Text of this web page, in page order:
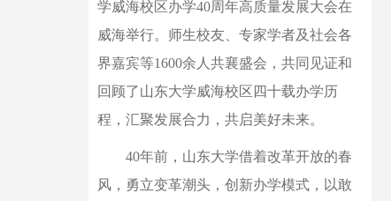
学威海校区办学40周年高质量发展大会在
威海举行。师生校友、专家学者及社会各
界嘉宾等1600余人共襄盛会，共同见证和
回顾了山东大学威海校区四十载办学历
程，汇聚发展合力，共启美好未来。
40年前，山东大学借着改革开放的春
风，勇立变革潮头，创新办学模式，以敢